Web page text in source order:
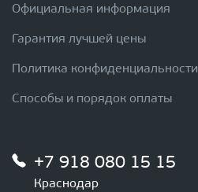
Официальная информация
Гарантия лучшей цены
Политика конфиденциальности
Способы и порядок оплаты
+7 918 080 15 15
Краснодар